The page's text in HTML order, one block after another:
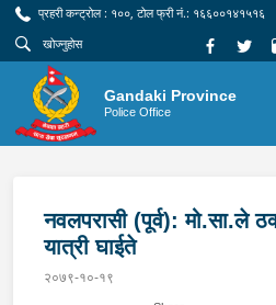
प्रहरी कन्ट्रोल : १००, टोल फ्री नं.: १६६००१४१५१६
Gandaki Province
Police Office
नवलपरासी (पूर्व): मो.सा.ले
यात्री घाईते
२०७९-१०-१९